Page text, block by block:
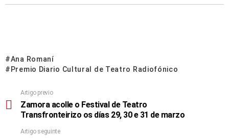
Ana Romaní
Premio Diario Cultural de Teatro Radiofónico
Artigo previo
Zamora acolle o Festival de Teatro
Transfronteirizo os días 29, 30 e 31 de marzo
Artigo seguinte